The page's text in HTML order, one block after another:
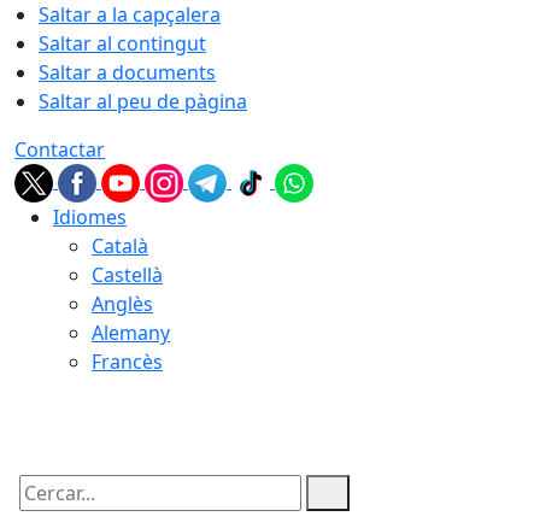
Saltar a la capçalera
Saltar al contingut
Saltar a documents
Saltar al peu de pàgina
Contactar
Idiomes
Català
Castellà
Anglès
Alemany
Francès
Cercar: